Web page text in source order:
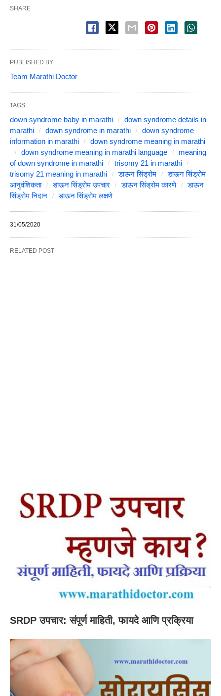
SHARE
PUBLISHED BY
Team Marathi Doctor
TAGS:
down syndrome baby in marathi
down syndrome details in
marathi
down syndrome in marathi
down syndrome
information in marathi
down syndrome meaning in marathi
down syndrome meaning in marathi language
meaning
of down syndrome in marathi
trisomy 21 in marathi
trisomy 21 meaning in marathi
डाऊन सिंड्रोम
डाऊन सिंड्रोम
आनुवंशिकता
डाऊन सिंड्रोम उपचार डाऊन सिंड्रोम कारणे
डाऊन
सिंड्रोम निदान
डाऊन सिंड्रोम लक्षणे
31/05/2020
RELATED POST
SRDP उपचार: संपूर्ण माहिती, फायदे आणि प्रक्रिया